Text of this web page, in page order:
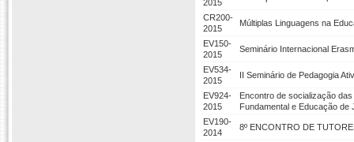
2015
CR200-
2015
Múltiplas Linguagens na
EV150-
2015
Seminário Internacional
EV534-
2015
II Seminário de Pedagogia
EV924-
2015
Encontro de socialização
Fundamental e Educação de
EV190-
2014
8º ENCONTRO DE